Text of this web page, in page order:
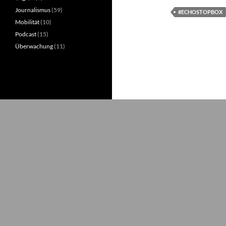
#ECHOSTOPBOX
Journalismus(59)
Mobilität(10)
Podcast(15)
Überwachung(11)